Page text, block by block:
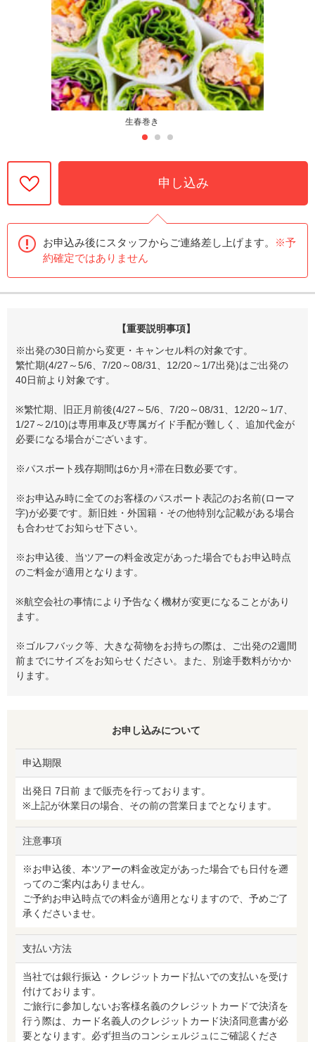
生春巻き
申し込み
お申込み後にスタッフからご連絡差し上げます。
※予
約確定ではありません
【重要説明事項】
※出発の30日前から変更・キャンセル料の対象です。
繁忙期(4/27～5/6、7/20～08/31、12/20～1/7出発)はご出発の
40日前より対象です。
※繁忙期、旧正月前後(4/27～5/6、7/20～08/31、12/20～1/7、
1/27～2/10)は専用車及び専属ガイド手配が難しく、追加代金が
必要になる場合がございます。
※パスポート残存期間は6か月+滞在日数必要です。
※お申込み時に全てのお客様のパスポート表記のお名前(ローマ
字)が必要です。新旧姓・外国籍・その他特別な記載がある場合
も合わせてお知らせ下さい。
※お申込後、当ツアーの料金改定があった場合でもお申込時点
のご料金が適用となります。
※航空会社の事情により予告なく機材が変更になることがあり
ます。
※ゴルフバック等、大きな荷物をお持ちの際は、ご出発の2週間
前までにサイズをお知らせください。また、別途手数料がかか
ります。
お申し込みについて
申込期限
出発日 7日前 まで販売を行っております。
※上記が休業日の場合、その前の営業日までとなります。
注意事項
※お申込後、本ツアーの料金改定があった場合でも日付を遡
ってのご案内はありません。
ご予約お申込時点での料金が適用となりますので、予めご了
承くださいませ。
支払い方法
当社では銀行振込・クレジットカード払いでの支払いを受け
付けております。
ご旅行に参加しないお客様名義のクレジットカードで決済を
行う際は、カード名義人のクレジットカード決済同意書が必
要となります。必ず担当のコンシェルジュにご確認くださ